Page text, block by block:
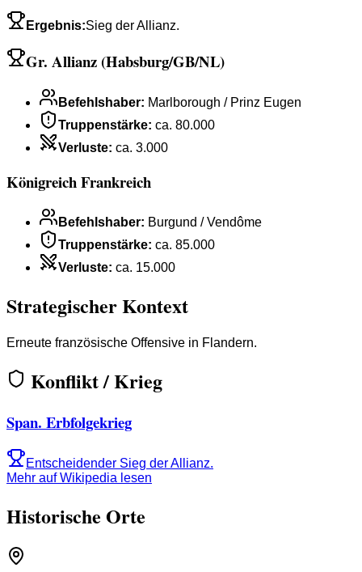
Ergebnis:Sieg der Allianz.
Gr. Allianz (Habsburg/GB/NL)
Befehlshaber: Marlborough / Prinz Eugen
Truppenstärke: ca. 80.000
Verluste: ca. 3.000
Königreich Frankreich
Befehlshaber: Burgund / Vendôme
Truppenstärke: ca. 85.000
Verluste: ca. 15.000
Strategischer Kontext
Erneute französische Offensive in Flandern.
Konflikt / Krieg
Span. Erbfolgekrieg
Entscheidender Sieg der Allianz.
Mehr auf Wikipedia lesen
Historische Orte